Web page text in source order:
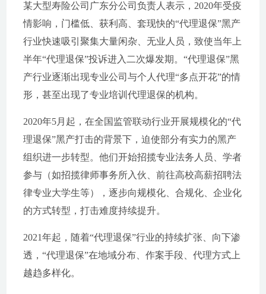
某大型寿险公司广东分公司负责人表示，2020年受疫
情影响，门槛低、获利高、套现快的“代理退保”黑产
行业快速吸引聚集大量闲杂、无业人员，致使当年上
半年“代理退保”投诉进入二次爆发期。“代理退保”黑
产行业逐渐出现专业公司与个人代理“多点开花”的情
形，甚至出现了专业培训代理退保的机构。
2020年5月起，在全国监管联动行业开展规模化的“代
理退保”黑产打击的背景下，迫使部分有实力的黑产
组织进一步转型。他们开始招揽专业法务人员、学者
参与（如招揽律师事务所入伙、前往高校高薪招聘法
律专业大学生等），逐步向规模化、合规化、企业化
的方式转型，打击难度持续提升。
2021年起，随着“代理退保”行业的持续扩张、向下渗
透，“代理退保”在地域分布、作案手段、代理方式上
越趋多样化。